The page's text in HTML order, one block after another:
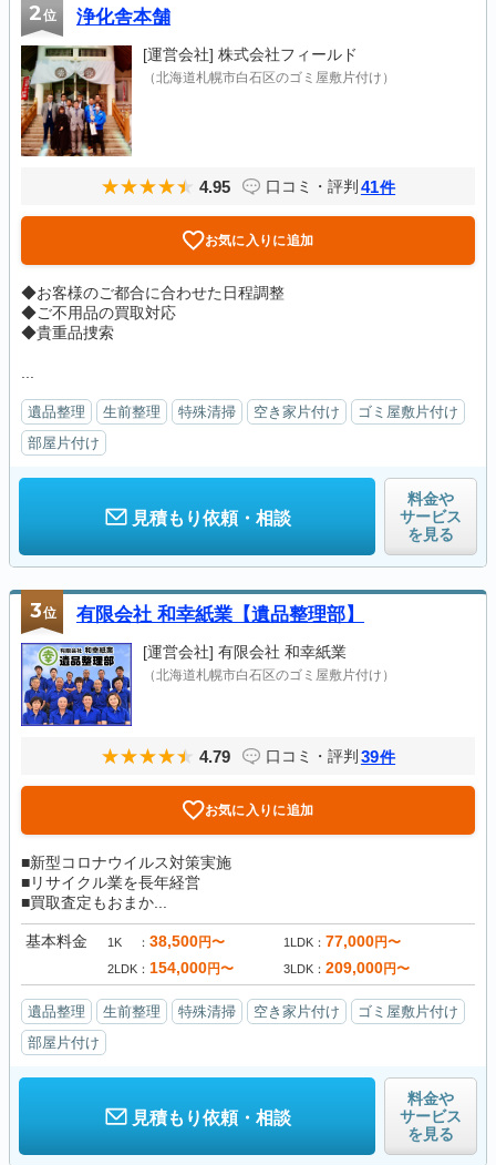
2位 浄化舎本舗
[運営会社] 株式会社フィールド
（北海道札幌市白石区のゴミ屋敷片付け）
4.95 口コミ・評判 41件
お気に入りに追加
◆お客様のご都合に合わせた日程調整
◆ご不用品の買取対応
◆貴重品捜索
遺品整理 生前整理 特殊清掃 空き家片付け
ゴミ屋敷片付け
部屋片付け
見積もり依頼・相談
料金や
サービス
を見る
3位 有限会社 和幸紙業【遺品整理部】
[運営会社] 有限会社 和幸紙業
（北海道札幌市白石区のゴミ屋敷片付け）
4.79 口コミ・評判 39件
お気に入りに追加
■新型コロナウイルス対策実施
■リサイクル業を長年経営
■買取査定もおまか...
基本料金 1K 38,500円〜 1LDK 77,000円〜
2LDK 154,000円〜 3LDK 209,000円〜
遺品整理 生前整理 特殊清掃 空き家片付け
ゴミ屋敷片付け
部屋片付け
見積もり依頼・相談
料金や
サービス
を見る